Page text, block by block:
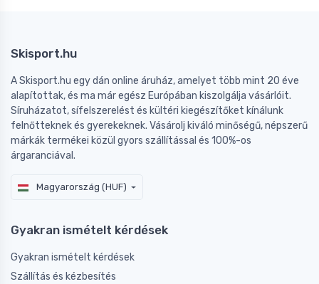
Skisport.hu
A Skisport.hu egy dán online áruház, amelyet több mint 20 éve
alapítottak, és ma már egész Európában kiszolgálja vásárlóit.
Síruházatot, sífelszerelést és kültéri kiegészítőket kínálunk
felnőtteknek és gyerekeknek. Vásárolj kiváló minőségű, népszerű
márkák termékei közül gyors szállítással és 100%-os
árgaranciával.
Magyarország (HUF)
Gyakran ismételt kérdések
Gyakran ismételt kérdések
Szállítás és kézbesítés